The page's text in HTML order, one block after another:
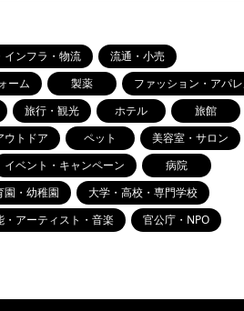
インフラ・物流
流通・小売
ーム 製薬
ファッション・アパ
旅行・観光 ホテル
旅館
ウトドア ペット
美容室・サロン
イベント・キャンペーン
病院
園・幼稚園
大学・高校・専門学校
・アーティスト・音楽
官公庁・NPO